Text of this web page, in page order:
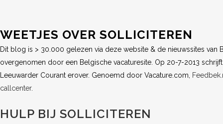
WEETJES OVER SOLLICITEREN
Dit blog is > 30.000 gelezen via deze website & de nieuwssites van
overgenomen door een Belgische vacaturesite. Op 20-7-2013
Leeuwarder Courant erover. Genoemd door Vacature.com
callcenter.
HULP BIJ SOLLICITEREN